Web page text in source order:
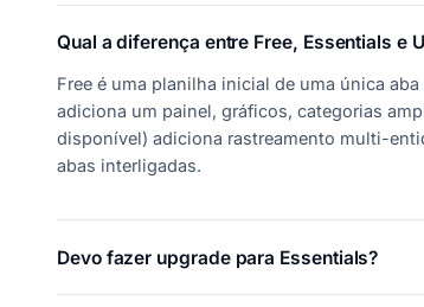
Qual a diferença entre Free, Essentials e
Free é uma planilha inicial de uma única
adiciona um painel, gráficos, categorias
disponível) adiciona rastreamento multi-
abas interligadas.
Devo fazer upgrade para Essentials?